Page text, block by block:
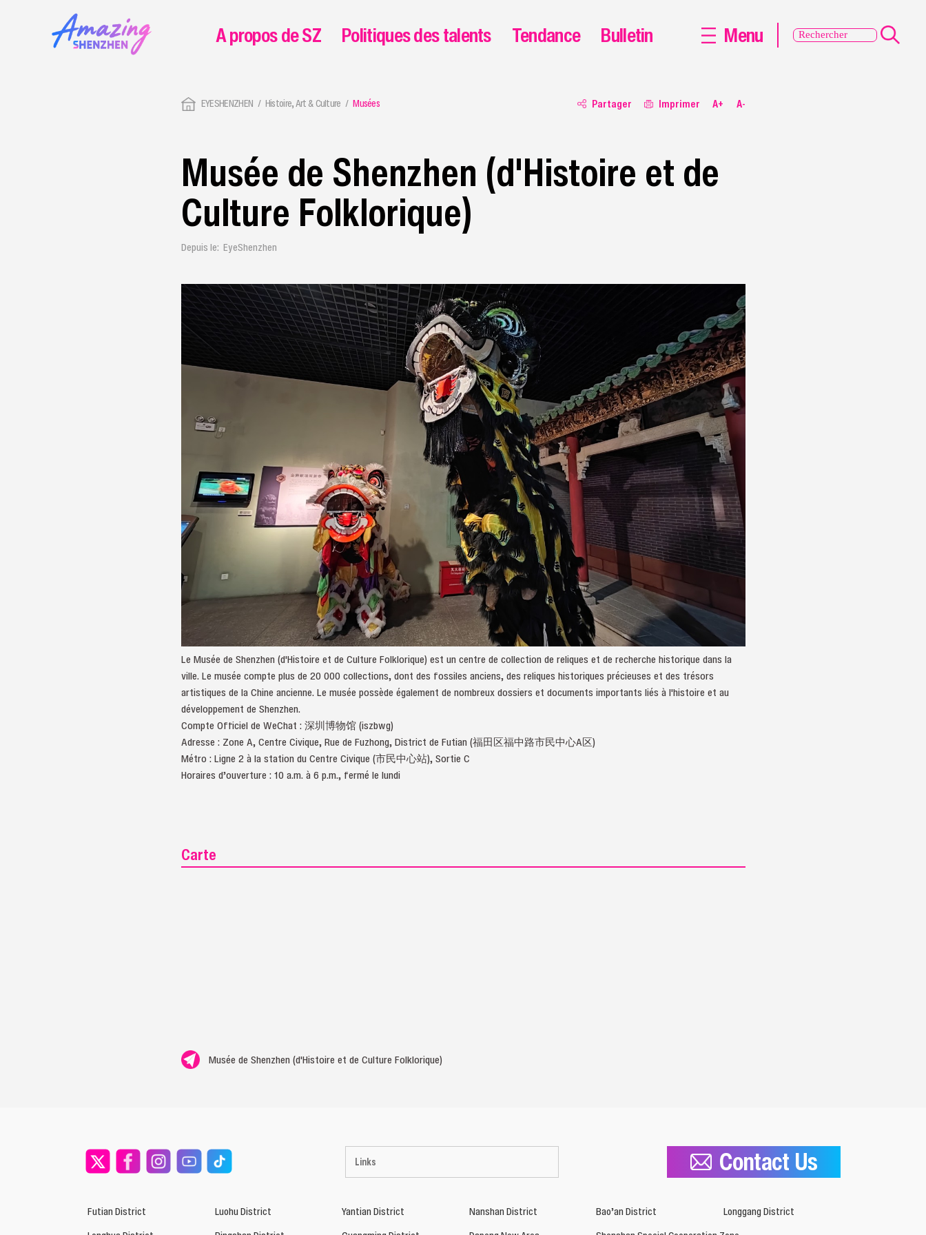
EYESHENZHEN Histoire, Art & Culture Musées Partager Imprimer A+ A-
Musée de Shenzhen (d'Histoire et de
Culture Folklorique)
Depuis le: EyeShenzhen
Le Musée de Shenzhen (d'Histoire et de Culture Folklorique) est un centre de collection de reliques et de recherche historique dans la
ville. Le musée compte plus de 20 000 collections, dont des fossiles anciens, des reliques historiques précieuses et des trésors
artistiques de la Chine ancienne. Le musée possède également de nombreux dossiers et documents importants liés à l'histoire et au
développement de Shenzhen.
Compte Officiel de WeChat : 深圳博物馆 (iszbwg)
Adresse : Zone A, Centre Civique, Rue de Fuzhong, District de Futian (福田区福中路市民中心A区)
Métro : Ligne 2 à la station du Centre Civique (市民中心站), Sortie C
Horaires d’ouverture : 10 a.m. à 6 p.m., fermé le lundi
Carte
Musée de Shenzhen (d'Histoire et de Culture Folklorique)
A propos de SZ Politiques des talents Tendance Bulletin Menu
Links Contact Us
Futian District Luohu District Yantian District Nanshan District Bao’an District
Longgang District